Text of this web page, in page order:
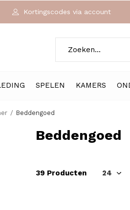
SPELEN KAMERS
Kortingscodes via account
Beddengoed
Beddengoed
39 Producten